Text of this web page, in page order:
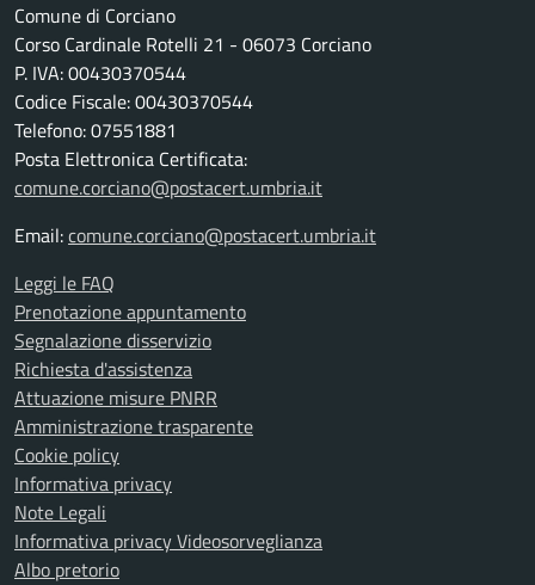
Comune di Corciano
Corso Cardinale Rotelli 21 - 06073 Corciano
P. IVA: 00430370544
Codice Fiscale: 00430370544
Telefono: 07551881
Posta Elettronica Certificata:
comune.corciano@postacert.umbria.it
Email:comune.corciano@postacert.umbria.it
Leggi le FAQ
Prenotazione appuntamento
Segnalazione disservizio
Richiesta d'assistenza
Attuazione misure PNRR
Amministrazione trasparente
Cookie policy
Informativa privacy
Note Legali
Informativa privacy Videosorveglianza
Albo pretorio